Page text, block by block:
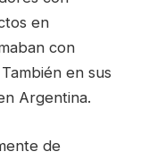
en
con
en sus
Argentina.
de